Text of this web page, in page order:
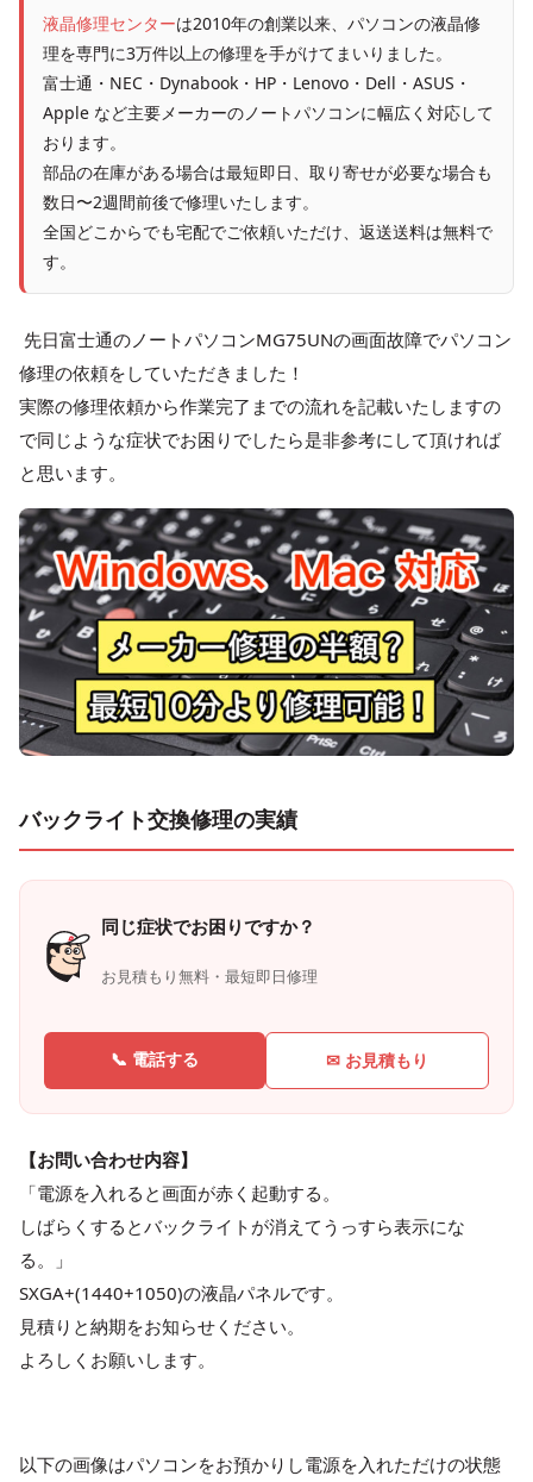
液晶修理センターは2010年の創業以来、パソコンの液晶修
理を専門に3万件以上の修理を手がけてまいりました。
富士通・NEC・Dynabook・HP・Lenovo・Dell・ASUS・
Apple など主要メーカーのノートパソコンに幅広く対応して
おります。
部品の在庫がある場合は最短即日、取り寄せが必要な場合も
数日〜2週間前後で修理いたします。
全国どこからでも宅配でご依頼いただけ、返送送料は無料で
す。
先日富士通のノートパソコンMG75UNの画面故障でパソコン
修理の依頼をしていただきました！
実際の修理依頼から作業完了までの流れを記載いたしますの
で同じような症状でお困りでしたら是非参考にして頂ければ
と思います。
バックライト交換修理の実績
同じ症状でお困りですか？
お見積もり無料・最短即日修理
📞 電話する ✉ お見積もり
【お問い合わせ内容】
「電源を入れると画面が赤く起動する。
しばらくするとバックライトが消えてうっすら表示にな
る。」
SXGA+(1440+1050)の液晶パネルです。
見積りと納期をお知らせください。
よろしくお願いします。
以下の画像はパソコンをお預かりし電源を入れただけの状態